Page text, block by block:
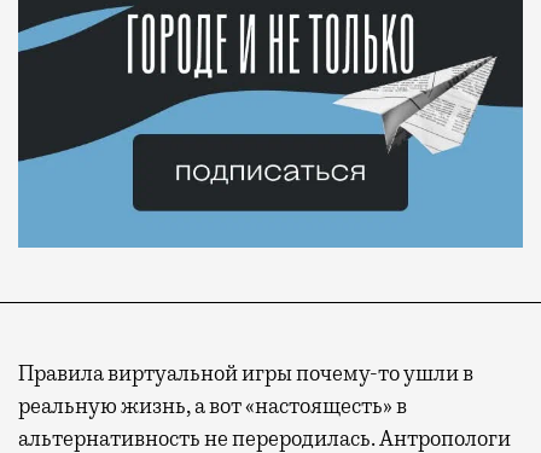
Правила виртуальной игры почему-то ушли в
реальную жизнь, а вот «настоящесть» в
альтернативность не переродилась. Антропологи